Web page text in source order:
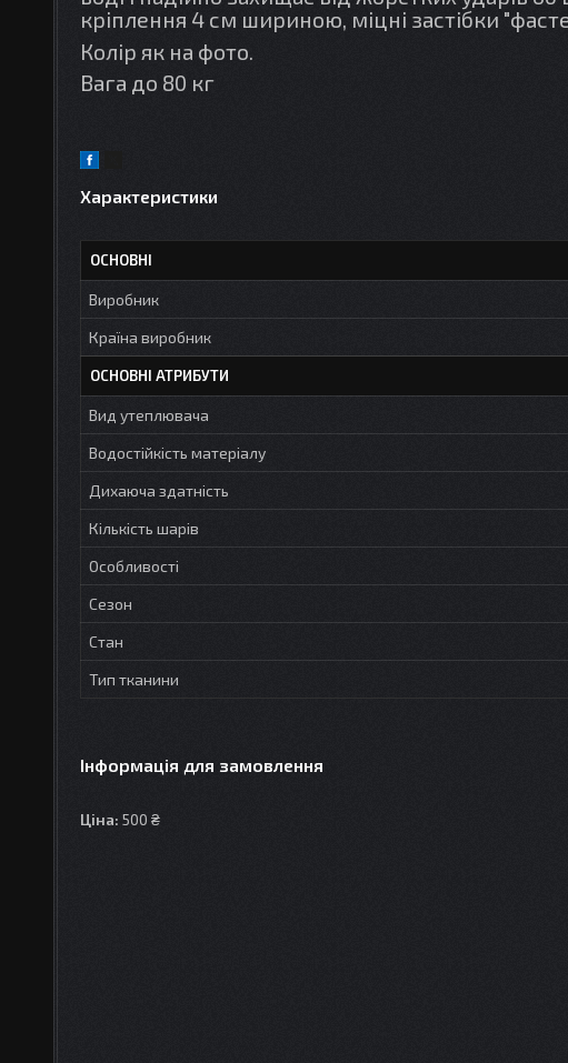
кріплення 4 см шириною, міцні застібки
Колір як на фото.
Вага до 80 кг
Характеристики
ОСНОВНІ
Виробник
Країна виробник
ОСНОВНІ АТРИБУТИ
Вид утеплювача
Водостійкість матеріалу
Дихаюча здатність
Кількість шарів
Особливості
Сезон
Стан
Тип тканини
Інформація для замовлення
Ціна: 500 ₴